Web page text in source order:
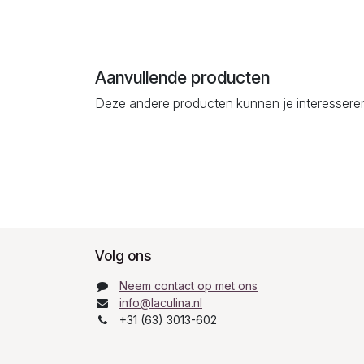
Aanvullende producten
Deze andere producten kunnen je
Volg ons
Neem contact op met ons
info@laculina.nl
+31 (63) 3013-602